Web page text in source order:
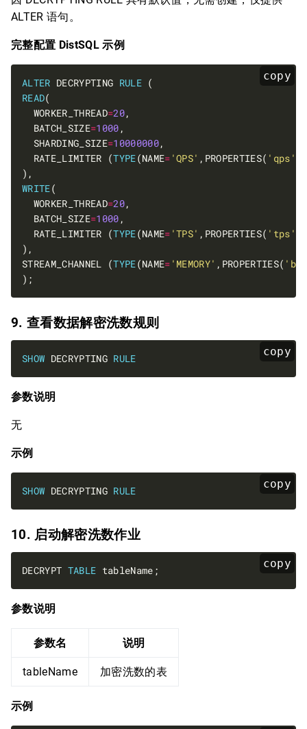
ALTER 语句。
完整配置 DistSQL 示例
copy
ALTER DECRYPTING RULE
READ
  WORKER_THREAD
=20
  BATCH_SIZE
=1000
  SHARDING_SIZE
=10000000
  RATE_LIMITER (
TYPE(NAME= 'QPS' ,PROPERTIES( 'qps'
WRITE
  WORKER_THREAD
=20
  BATCH_SIZE
=1000
  RATE_LIMITER (
TYPE(NAME= 'TPS' ,PROPERTIES( 'tps'
STREAM_CHANNEL (TYPE(NAME= 'MEMORY' ,PROPERTIES(
9. 查看数据解密洗数规则
copy
SHOW DECRYPTING RULE
参数说明
无
示例
copy
SHOW DECRYPTING RULE
10. 启动解密洗数作业
copy
DECRYPT TABLE
参数说明
参数名 说明
tableName 加密洗数的表
示例